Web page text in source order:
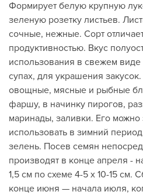
Формирует белую крупную
зеленую розетку листьев.
сочные, нежные. Сорт
продуктивностью. Вкус
использования в свежем виде
супах, для украшения
овощные, мясные и рыбные
фаршу, в начинку пирогов,
маринады, заливки. Его можно
использовать в зимний
зелень. Посев семян
производят в конце апреля -
1,5 см по схеме 4-5 х 10-15 см.
конце июня — начала июля,